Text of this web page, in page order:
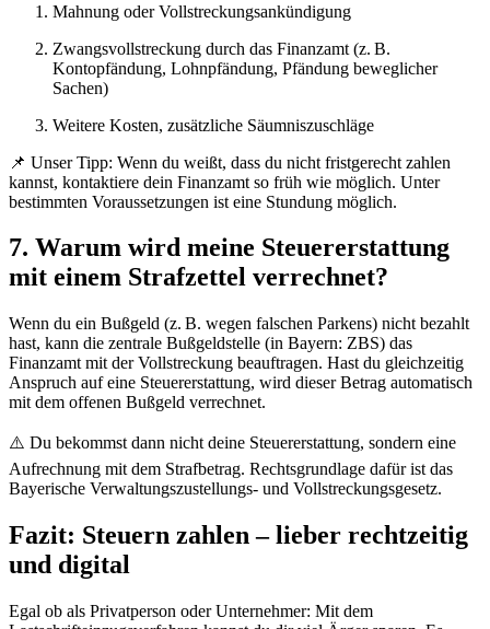
Mahnung oder Vollstreckungsankündigung
Zwangsvollstreckung durch das Finanzamt (z. B.
Kontopfändung, Lohnpfändung, Pfändung beweglicher
Sachen)
Weitere Kosten, zusätzliche Säumniszuschläge
📌 Unser Tipp: Wenn du weißt, dass du nicht fristgerecht zahlen
kannst, kontaktiere dein Finanzamt so früh wie möglich. Unter
bestimmten Voraussetzungen ist eine Stundung möglich.
7. Warum wird meine Steuererstattung
mit einem Strafzettel verrechnet?
Wenn du ein Bußgeld (z. B. wegen falschen Parkens) nicht bezahlt
hast, kann die zentrale Bußgeldstelle (in Bayern: ZBS) das
Finanzamt mit der Vollstreckung beauftragen. Hast du gleichzeitig
Anspruch auf eine Steuererstattung, wird dieser Betrag automatisch
mit dem offenen Bußgeld verrechnet.
⚠️ Du bekommst dann nicht deine Steuererstattung, sondern eine
Aufrechnung mit dem Strafbetrag. Rechtsgrundlage dafür ist das
Bayerische Verwaltungszustellungs- und Vollstreckungsgesetz.
Fazit: Steuern zahlen – lieber rechtzeitig
und digital
Egal ob als Privatperson oder Unternehmer: Mit dem